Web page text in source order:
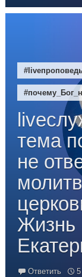
тема
не
Жизнь
Ответить